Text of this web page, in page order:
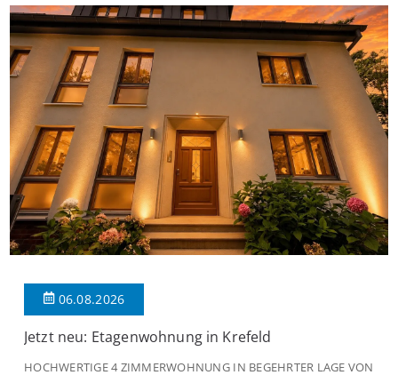
06.08.2026
Jetzt neu: Etagenwohnung in Krefeld
HOCHWERTIGE 4 ZIMMERWOHNUNG IN BEGEHRTER LAGE VON